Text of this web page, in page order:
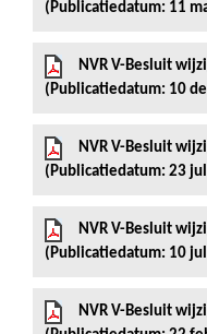
(Publicatiedatum: 11
NVR V-Besluit
(Publicatiedatum: 10
NVR V-Besluit
(Publicatiedatum: 23
NVR V-Besluit
(Publicatiedatum: 10
NVR V-Besluit